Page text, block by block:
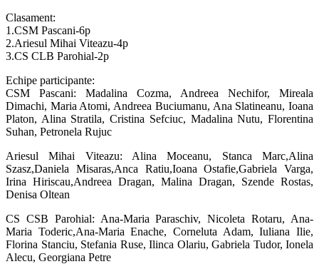
Clasament:
1.CSM Pascani-6p
2.Ariesul Mihai Viteazu-4p
3.CS CLB Parohial-2p
Echipe participante:
CSM Pascani: Madalina Cozma, Andreea Nechifor, Mireala
Dimachi, Maria Atomi, Andreea Buciumanu, Ana Slatineanu, Ioana
Platon, Alina Stratila, Cristina Sefciuc, Madalina Nutu, Florentina
Suhan, Petronela Rujuc
Ariesul Mihai Viteazu: Alina Moceanu, Stanca Marc,Alina
Szasz,Daniela Misaras,Anca Ratiu,Ioana Ostafie,Gabriela Varga,
Irina Hiriscau,Andreea Dragan, Malina Dragan, Szende Rostas,
Denisa Oltean
CS CSB Parohial: Ana-Maria Paraschiv, Nicoleta Rotaru, Ana-
Maria Toderic,Ana-Maria Enache, Corneluta Adam, Iuliana Ilie,
Florina Stanciu, Stefania Ruse, Ilinca Olariu, Gabriela Tudor, Ionela
Alecu, Georgiana Petre